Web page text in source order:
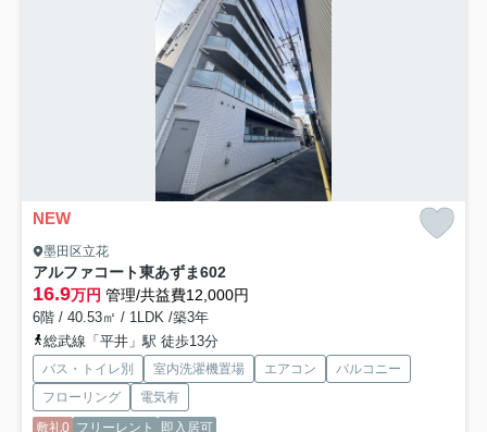
NEW
墨田区立花
アルファコート東あずま602
16.9万円 管理/共益費12,000円
6階 / 40.53㎡ / 1LDK /築3年
総武線「平井」駅 徒歩13分
バス・トイレ別 室内洗濯機置場 エアコン
バルコニー
フローリング
電気有
敷礼0 フリーレント 即入居可